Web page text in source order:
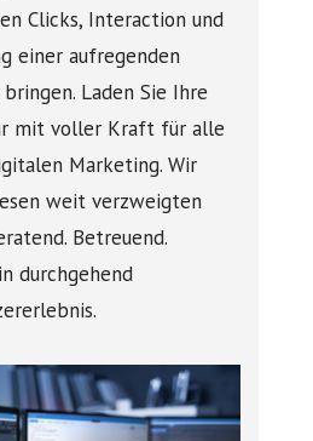
Clicks, Interaction und
einer aufregenden
Laden Sie Ihre
mit voller Kraft für alle
Marketing. Wir
weit verzweigten
Betreuend.
durchgehend